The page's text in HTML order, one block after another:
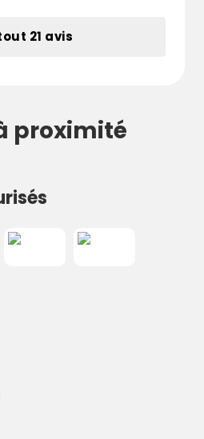
21 avis
proximité